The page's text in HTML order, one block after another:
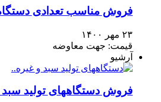
فروش مناسب تعدادی
۲۳ مهر ۱۴۰۰
قیمت: جهت معاوضه
آرشیو
فروش دستگاههای تولید سبد